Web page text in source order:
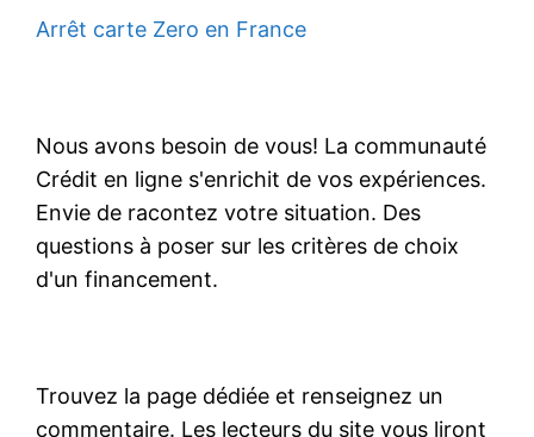
Arrêt carte Zero en France
Nous avons besoin de vous! La communauté
Crédit en ligne s'enrichit de vos expériences.
Envie de racontez votre situation. Des
questions à poser sur les critères de choix
d'un financement.
Trouvez la page dédiée et renseignez un
commentaire. Les lecteurs du site vous liront